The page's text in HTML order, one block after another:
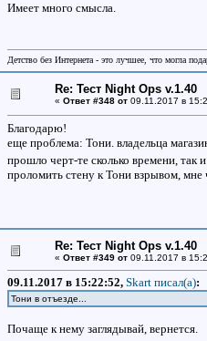
Имеет много смысла.
Детство без Интернета - это лучшее, что могла
Re: Тест Night Ops v.1.40
« Ответ #348 от09.11.2017 в
Благодарю!
еще проблема: Тони. владельца
прошло черт-те сколько времени, так
проломить стену к Тони взрывом, мне
Re: Тест Night Ops v.1.40
« Ответ #349 от09.11.2017 в
09.11.2017 в 15:22:52, Skart писал(a):
Тони в отъезде...
Почаще к нему заглядывай, вернется.